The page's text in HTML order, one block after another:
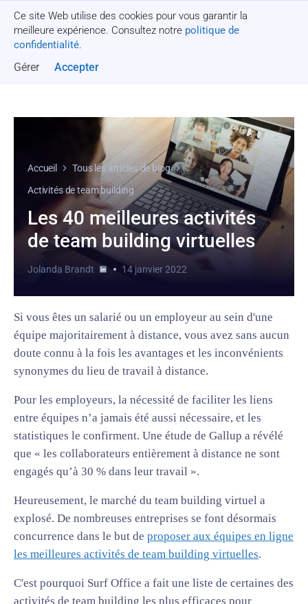
Ce site Web utilise des cookies pour vous garantir la
meilleure expérience. Consultez notre politique de
confidentialité.
Gérer Accepter
Obtenez un devis
Accueil
Tous les articles de blog
Activités de team building
Les 40 meilleures activités
de team building virtuelles
Jolanda Brandt 14 janvier 2022
Si vous êtes un salarié ou un employeur au sein d'une
équipe majoritairement à distance, vous avez sans aucun
doute connu à la fois les avantages et les inconvénients
synonymes du lieu de travail à distance.
Pour les employeurs, la nécessité de faciliter les liens
entre équipes n’a jamais été aussi nécessaire, et les
statistiques le confirment. Une étude de Gallup a révélé
que « les collaborateurs entièrement à distance ne sont
engagés qu’à 30 % dans leur travail ».
Heureusement, le marché du team building virtuel a
explosé. De nombreuses entreprises se font désormais
concurrence dans le but de proposer aux équipes en ligne
les meilleures activités de team building virtuelles.
C'est pourquoi Surf Office a fait une liste de certaines des
activités de team building les plus efficaces pour